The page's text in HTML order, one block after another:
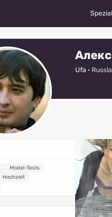
Alle
Ufa ·
Model-Tests
Hochzeit